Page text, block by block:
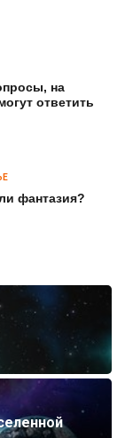
на
ответить
фантазия?